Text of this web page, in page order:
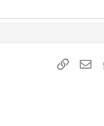
WhatsAppדואר אלקטרוני